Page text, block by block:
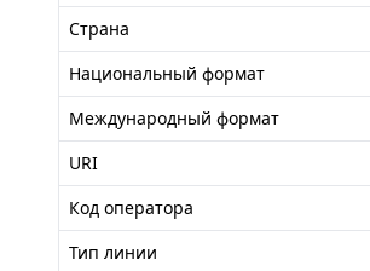
Страна
Национальный формат
Международный формат
URI
Код оператора
Тип линии